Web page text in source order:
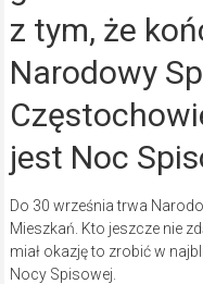
z tym, że
Narodowy
jest Noc
Do 30 września trwa
Mieszkań. Kto jeszcze nie
miał okazję to zrobić w
Nocy Spisowej.